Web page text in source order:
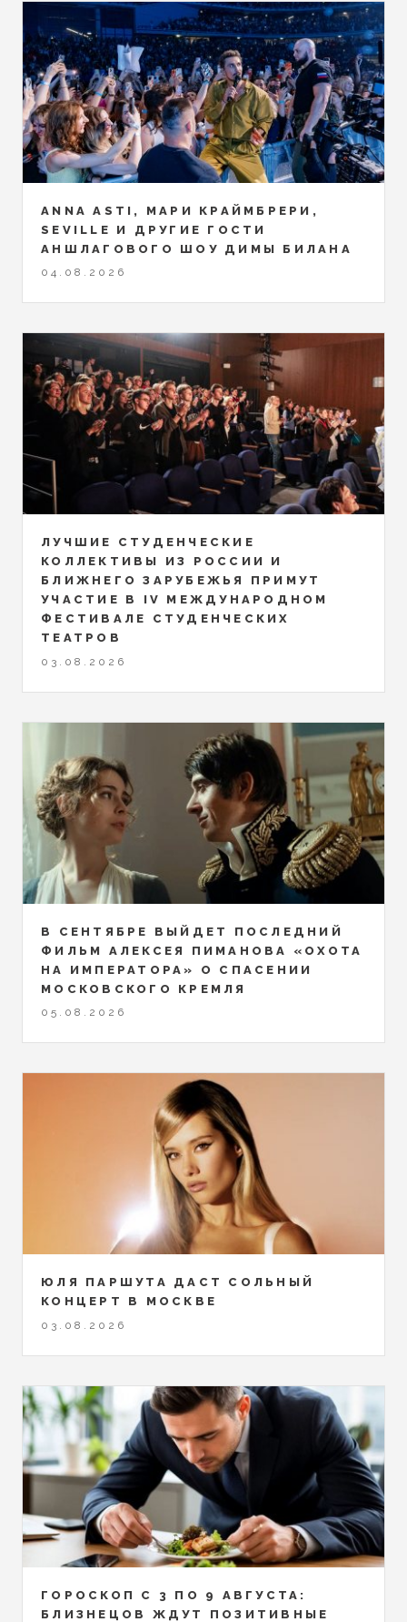
ANNA ASTI, МАРИ КРАЙМБРЕРИ,
SEVILLE И ДРУГИЕ ГОСТИ
АНШЛАГОВОГО ШОУ ДИМЫ БИЛАНА
04.08.2026
ЛУЧШИЕ СТУДЕНЧЕСКИЕ
КОЛЛЕКТИВЫ ИЗ РОССИИ И
БЛИЖНЕГО ЗАРУБЕЖЬЯ ПРИМУТ
УЧАСТИЕ В IV МЕЖДУНАРОДНОМ
ФЕСТИВАЛЕ СТУДЕНЧЕСКИХ
ТЕАТРОВ
03.08.2026
В СЕНТЯБРЕ ВЫЙДЕТ ПОСЛЕДНИЙ
ФИЛЬМ АЛЕКСЕЯ ПИМАНОВА «ОХОТА
НА ИМПЕРАТОРА» О СПАСЕНИИ
МОСКОВСКОГО КРЕМЛЯ
05.08.2026
ЮЛЯ ПАРШУТА ДАСТ СОЛЬНЫЙ
КОНЦЕРТ В МОСКВЕ
03.08.2026
ГОРОСКОП С 3 ПО 9 АВГУСТА:
БЛИЗНЕЦОВ ЖДУТ ПОЗИТИВНЫЕ